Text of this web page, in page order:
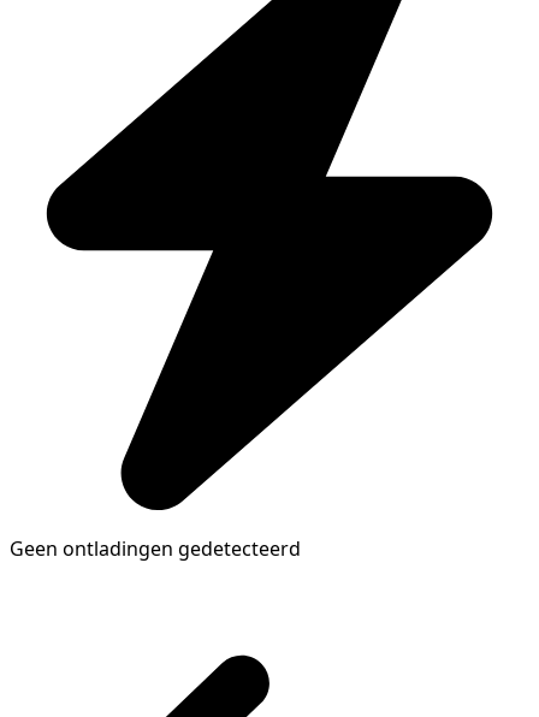
Geen ontladingen gedetecteerd